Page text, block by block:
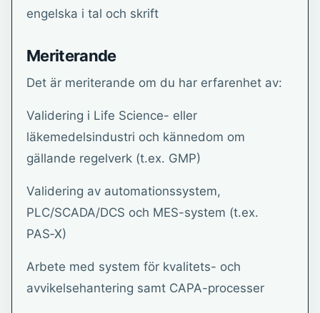
engelska i tal och skrift
Meriterande
Det är meriterande om du har erfarenhet av:
Validering i Life Science- eller
läkemedelsindustri och kännedom om
gällande regelverk (t.ex. GMP)
Validering av automationssystem,
PLC/SCADA/DCS och MES-system (t.ex.
PAS‑X)
Arbete med system för kvalitets- och
avvikelsehantering samt CAPA-processer